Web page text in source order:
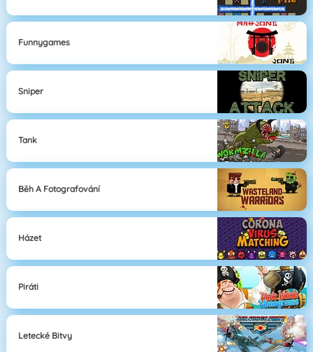
Funnygames
Sniper
Tank
Běh A Fotografování
Házet
Piráti
Letecké Bitvy